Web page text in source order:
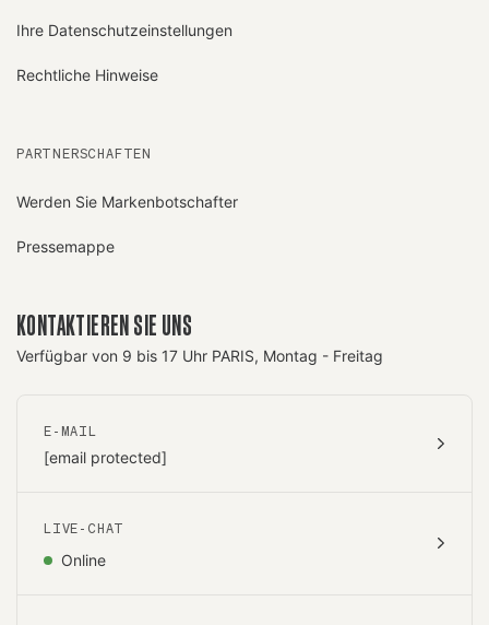
Ihre Datenschutzeinstellungen
Rechtliche Hinweise
PARTNERSCHAFTEN
Werden Sie Markenbotschafter
Pressemappe
KONTAKTIEREN SIE UNS
Verfügbar von 9 bis 17 Uhr PARIS, Montag - Freitag
E-MAIL
[email protected]
LIVE-CHAT
Online